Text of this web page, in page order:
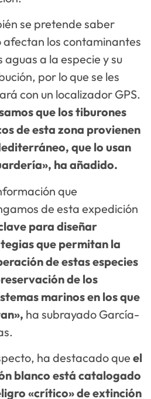
se pretende saber
afectan los contaminantes
aguas a la especie y su
por lo que se les
con un localizador GPS.
que los tiburones
de esta zona provienen
que lo usan
ha añadido.
que
de esta expedición
para diseñar
que permitan la
de estas especies
de los
marinos en los que
ha subrayado García-
ha destacado queel
blanco está catalogado
«crítico» de extinción